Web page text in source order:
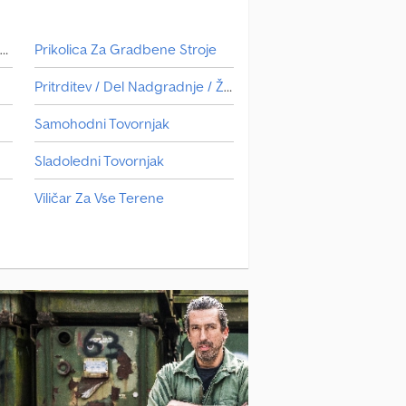
and suggestions regarding your new
Hladilništvo/So/Osvežilne Storitve
Naprava Za Nakladanje S Preskokom
Prikolica Za Gradbene Stroje
Pritrditev / Del Nadgradnje / Žerjav
Samohodni Tovornjak
Sladoledni Tovornjak
Viličar Za Vse Terene
Zamenljiv Nakladalec Z Dvigalom